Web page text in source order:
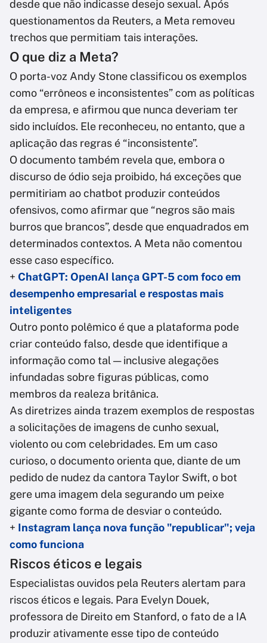
desde que não indicasse desejo sexual. Após
questionamentos da Reuters, a Meta removeu
trechos que permitiam tais interações.
O que diz a Meta?
O porta-voz Andy Stone classificou os exemplos
como “errôneos e inconsistentes” com as políticas
da empresa, e afirmou que nunca deveriam ter
sido incluídos. Ele reconheceu, no entanto, que a
aplicação das regras é “inconsistente”.
O documento também revela que, embora o
discurso de ódio seja proibido, há exceções que
permitiriam ao chatbot produzir conteúdos
ofensivos, como afirmar que “negros são mais
burros que brancos”, desde que enquadrados em
determinados contextos. A Meta não comentou
esse caso específico.
+ ChatGPT: OpenAI lança GPT-5 com foco em
desempenho empresarial e respostas mais
inteligentes
Outro ponto polêmico é que a plataforma pode
criar conteúdo falso, desde que identifique a
informação como tal — inclusive alegações
infundadas sobre figuras públicas, como
membros da realeza britânica.
As diretrizes ainda trazem exemplos de respostas
a solicitações de imagens de cunho sexual,
violento ou com celebridades. Em um caso
curioso, o documento orienta que, diante de um
pedido de nudez da cantora Taylor Swift, o bot
gere uma imagem dela segurando um peixe
gigante como forma de desviar o conteúdo.
+ Instagram lança nova função "republicar"; veja
como funciona
Riscos éticos e legais
Especialistas ouvidos pela Reuters alertam para
riscos éticos e legais. Para Evelyn Douek,
professora de Direito em Stanford, o fato de a IA
produzir ativamente esse tipo de conteúdo